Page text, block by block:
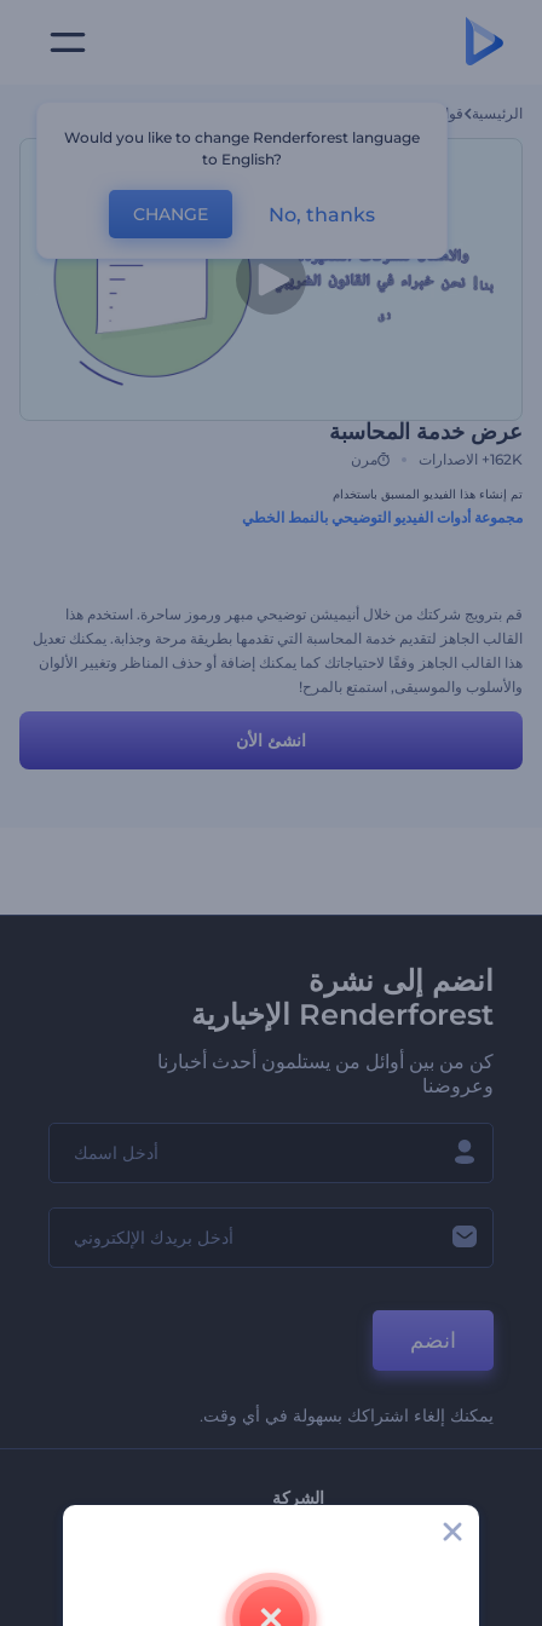
الرئيسية قوالب
عرض خدمة المحاسبة
162K+ الاصدارات مرن
تم إنشاء هذا الفيديو المسبق باستخدام
مجموعة أدوات الفيديو التوضيحي بالنمط الخطي
قم بترويج شركتك من خلال أنيميشن توضيحي مبهر ورموز ساحرة. استخدم هذا
القالب الجاهز لتقديم خدمة المحاسبة التي تقدمها بطريقة مرحة وجذابة. يمكنك تعديل
هذا القالب الجاهز وفقًا لاحتياجاتك كما يمكنك إضافة أو حذف المناظر وتغيير الألوان
والأسلوب والموسيقى, استمتع بالمرح!
انشئ الأن
انضم إلى نشرة
Renderforest الإخبارية
كن من بين أوائل من يستلمون أحدث أخبارنا
وعروضنا
انضم
يمكنك إلغاء اشتراكك بسهولة في أي وقت.
الشركة
اتصل بنا
وظائف
Would you like to change Renderforest language
to English?
CHANGE No, thanks